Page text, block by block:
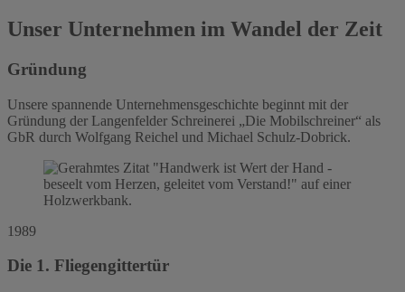
Unser Unternehmen im Wandel der Zeit
Gründung
Unsere spannende Unternehmensgeschichte beginnt mit der
Gründung der Langenfelder Schreinerei „Die Mobilschreiner“ als
GbR durch Wolfgang Reichel und Michael Schulz-Dobrick.
1989
Die 1. Fliegengittertür